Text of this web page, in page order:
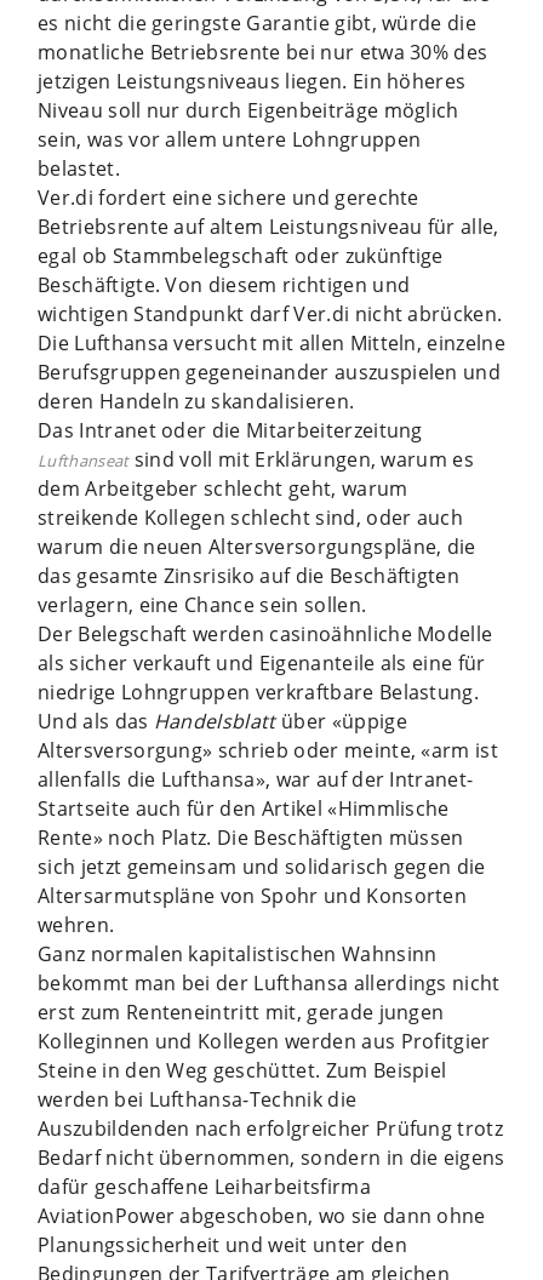
es nicht die geringste Garantie gibt, würde die
monatliche Betriebsrente bei nur etwa 30% des
jetzigen Leistungsniveaus liegen. Ein höheres
Niveau soll nur durch Eigenbeiträge möglich
sein, was vor allem untere Lohngruppen
belastet.
Ver.di fordert eine sichere und gerechte
Betriebsrente auf altem Leistungsniveau für alle,
egal ob Stammbelegschaft oder zukünftige
Beschäftigte. Von diesem richtigen und
wichtigen Standpunkt darf Ver.di nicht abrücken.
Die Lufthansa versucht mit allen Mitteln, einzelne
Berufsgruppen gegeneinander auszuspielen und
deren Handeln zu skandalisieren.
Das Intranet oder die Mitarbeiterzeitung
Lufthanseatsind voll mit Erklärungen, warum es
dem Arbeitgeber schlecht geht, warum
streikende Kollegen schlecht sind, oder auch
warum die neuen Altersversorgungspläne, die
das gesamte Zinsrisiko auf die Beschäftigten
verlagern, eine Chance sein sollen.
Der Belegschaft werden casinoähnliche Modelle
als sicher verkauft und Eigenanteile als eine für
niedrige Lohngruppen verkraftbare Belastung.
Und als das Handelsblattüber «üppige
Altersversorgung» schrieb oder meinte, «arm ist
allenfalls die Lufthansa», war auf der Intranet-
Startseite auch für den Artikel «Himmlische
Rente» noch Platz. Die Beschäftigten müssen
sich jetzt gemeinsam und solidarisch gegen die
Altersarmutspläne von Spohr und Konsorten
wehren.
Ganz normalen kapitalistischen Wahnsinn
bekommt man bei der Lufthansa allerdings nicht
erst zum Renteneintritt mit, gerade jungen
Kolleginnen und Kollegen werden aus Profitgier
Steine in den Weg geschüttet. Zum Beispiel
werden bei Lufthansa-Technik die
Auszubildenden nach erfolgreicher Prüfung trotz
Bedarf nicht übernommen, sondern in die eigens
dafür geschaffene Leiharbeitsfirma
AviationPower abgeschoben, wo sie dann ohne
Planungssicherheit und weit unter den
Bedingungen der Tarifverträge am gleichen